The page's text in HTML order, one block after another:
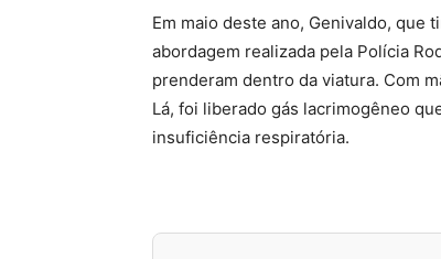
Em maio deste ano, Genivaldo, que
abordagem realizada pela Polícia
prenderam dentro da viatura. Com
Lá, foi liberado gás lacrimogêneo
insuficiência respiratória.